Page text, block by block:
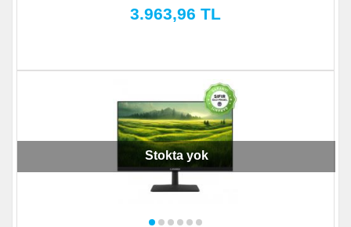
3.963,96 TL
Stokta yok